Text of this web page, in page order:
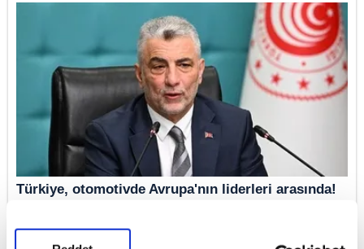
Türkiye, otomotivde Avrupa'nın liderleri arasında!